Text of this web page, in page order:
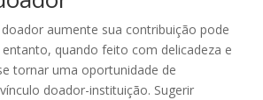
aumente sua contribuição pode
quando feito com delicadeza e
tornar uma oportunidade de
doador-instituição. Sugerir